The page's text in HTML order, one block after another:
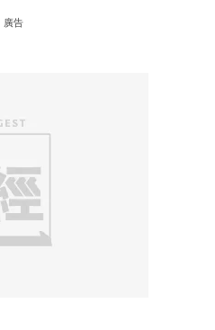
廣告